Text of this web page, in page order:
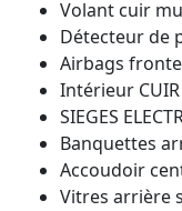
Volant cuir
Détecteur de
Airbags
Intérieur CUIR
SIEGES
Banquettes
Accoudoir
Vitres arrière